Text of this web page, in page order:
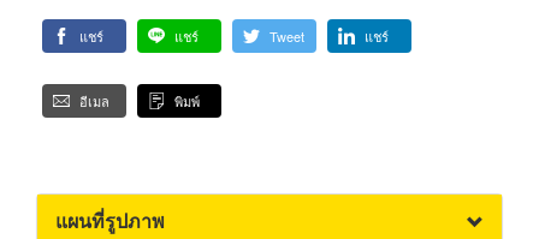
แชร์ แชร์ Tweet แชร์
อีเมล พิมพ์
แผนที่รูปภาพ